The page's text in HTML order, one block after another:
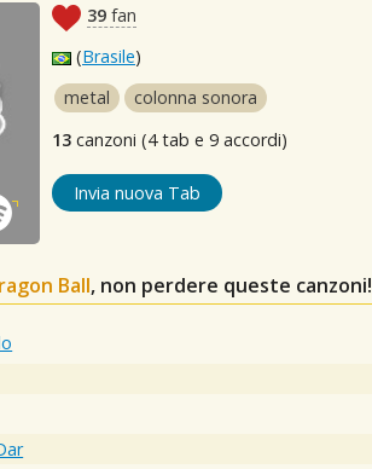
39 fan
(Brasile)
metal
colonna sonora
13 canzoni (4 tab e 9 accordi)
Invia nuova Tab
Ball, non perdere queste canzoni!